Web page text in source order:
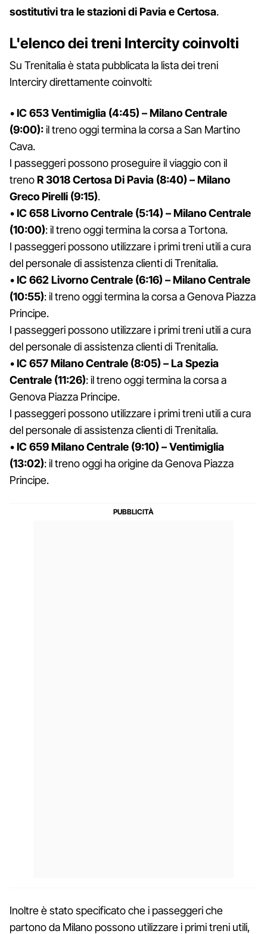
sostitutivi tra le stazioni di Pavia e Certosa.
L'elenco dei treni Intercity coinvolti
Su Trenitalia è stata pubblicata la lista dei treni
Interciry direttamente coinvolti:
•IC 653 Ventimiglia (4:45) – Milano Centrale
(9:00):il treno oggi termina la corsa a San Martino
Cava.
I passeggeri possono proseguire il viaggio con il
trenoR 3018 Certosa Di Pavia (8:40) – Milano
Greco Pirelli (9:15).
•IC 658 Livorno Centrale (5:14) – Milano Centrale
(10:00): il treno oggi termina la corsa a Tortona.
I passeggeri possono utilizzare i primi treni utili a cura
del personale di assistenza clienti di Trenitalia.
•IC 662 Livorno Centrale (6:16) – Milano Centrale
(10:55): il treno oggi termina la corsa a Genova Piazza
Principe.
I passeggeri possono utilizzare i primi treni utili a cura
del personale di assistenza clienti di Trenitalia.
•IC 657 Milano Centrale (8:05) – La Spezia
Centrale (11:26): il treno oggi termina la corsa a
Genova Piazza Principe.
I passeggeri possono utilizzare i primi treni utili a cura
del personale di assistenza clienti di Trenitalia.
•IC 659 Milano Centrale (9:10) – Ventimiglia
(13:02): il treno oggi ha origine da Genova Piazza
Principe.
Inoltre è stato specificato che i passeggeri che
partono da Milano possono utilizzare i primi treni utili,